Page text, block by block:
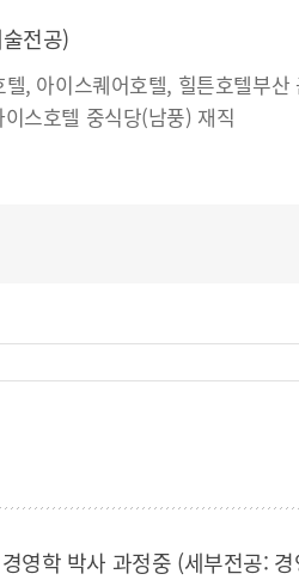
전공)
, 아이스퀘어호텔, 힐튼호텔부산
스호텔 중식당(남풍) 재직
영학 박사 과정중 (세부전공: